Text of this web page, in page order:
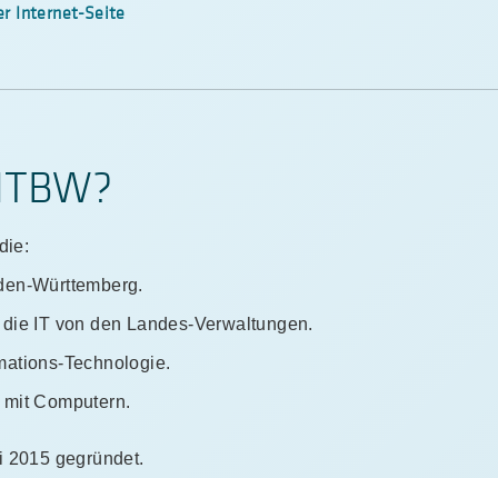
Internet-Seite
Württemberg.
IT von den Landes-Verwaltungen.
Technologie.
Computern.
2015 gegründet.